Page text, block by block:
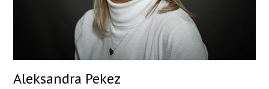
Aleksandra Pekez